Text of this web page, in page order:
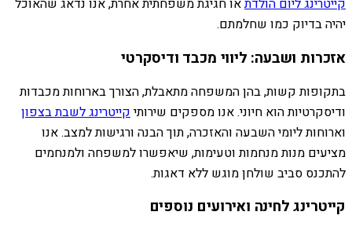
קייטרינג ליום הולדתאו חגיגת משפחתית אחרת, אנו נדאג שהאוכל
יהיה בדיוק כמו שחלמתם.
אזכרות ושבעה: ליווי מכבד ודיסקרטי
בתקופות קשות, בהן המשפחה מתאבלת, הצורך בארוחות מכבדות
ודיסקרטיות הוא חיוני. אנו מספקים שירותי קייטרינג לשבת בצפון
וארוחות ליומי השבעה והאזכרה, תוך הבנה ורגישות למצב. אנו
מציעים מנות מנחמות וטעימות, שיאפשרו למשפחה ולמנחמים
להתכנס סביב שולחן מוגש ללא דאגות.
קייטרינג לחינה ואירועים נוספים